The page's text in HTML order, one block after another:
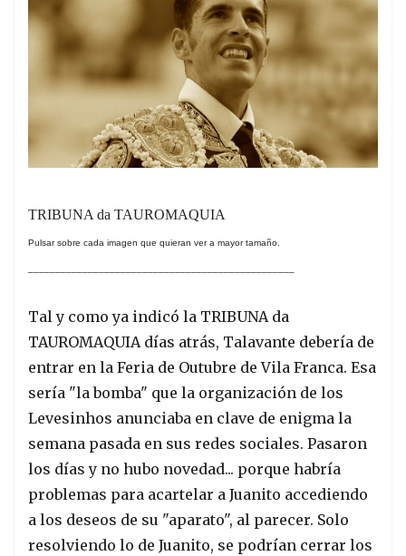
TRIBUNA da TAUROMAQUIA
Pulsar sobre cada imagen que quieran ver a mayor tamaño.
Tal y como ya indicó la TRIBUNA da
TAUROMAQUIA días atrás, Talavante debería de
entrar en la Feria de Outubre de Vila Franca. Esa
sería "la bomba" que la organización de los
Levesinhos anunciaba en clave de enigma la
semana pasada en sus redes sociales. Pasaron
los días y no hubo novedad... porque habría
problemas para acartelar a Juanito accediendo
a los deseos de su "aparato", al parecer. Solo
resolviendo lo de Juanito, se podrían cerrar los